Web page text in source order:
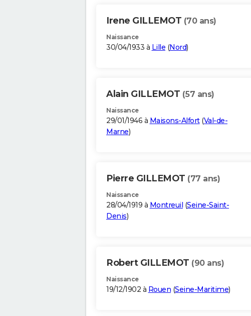
Irene GILLEMOT (70 ans)
Naissance
30/04/1933 à Lille (Nord)
Alain GILLEMOT (57 ans)
Naissance
29/01/1946 à Maisons-Alfort(Val-de-
Marne)
Pierre GILLEMOT (77 ans)
Naissance
28/04/1919 à Montreuil (Seine-Saint-
Denis)
Robert GILLEMOT (90 ans)
Naissance
19/12/1902 à Rouen (Seine-Maritime)